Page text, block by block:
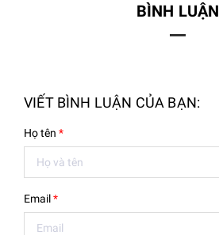
BÌNH LUẬN
VIẾT BÌNH LUẬN CỦA BẠN:
Họ tên *
Email*